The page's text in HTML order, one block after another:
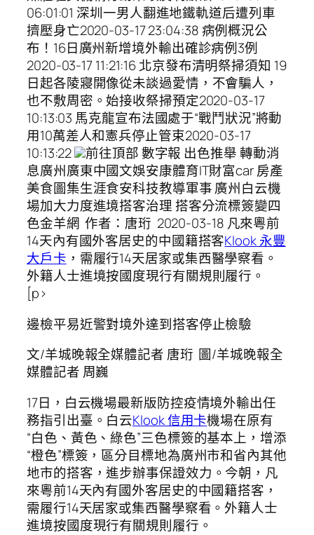
06:01:01 深圳一男人翻進地鐵軌道后遭列車
擠壓身亡2020-03-17 23:04:38 病例概況公
布！16日廣州新增境外輸出確診病例3例
2020-03-17 11:21:16 北京發布清明祭掃須知 19
日起各陵寢開像從未談過愛情，不會騙人，
也不敷周密。始接收祭掃預定2020-03-17
10:13:03 馬克龍宣布法國處于“戰鬥狀況”將動
用10萬差人和憲兵停止管束2020-03-17
10:13:22
前往頂部 數字報 出色推舉 轉動消
息廣州廣東中國文娛安康體育IT財富car 房產
美食圖集生涯食安科技教導軍事 廣州白云機
場加大力度進境搭客治理 搭客分流標簽變四
色金羊網 作者：唐珩 2020-03-18 凡來粵前
14天內有國外客居史的中國籍搭客Klook 永豐
大戶卡 ，需履行14天居家或集西醫學察看。
外籍人士進境按國度現行有關規則履行。
[p>
邊檢平易近警對境外達到搭客停止檢驗
文/羊城晚報全媒體記者 唐珩 圖/羊城晚報全
媒體記者 周巍
17日，白云機場最新版防控疫情境外輸出任
務指引出臺。白云Klook 信用卡機場在原有
“白色、黃色、綠色”三色標簽的基本上，增添
“橙色”標簽，區分目標地為廣州市和省內其他
地市的搭客，進步辦事保證效力。今朝，凡
來粵前14天內有國外客居史的中國籍搭客，
需履行14天居家或集西醫學察看。外籍人士
進境按國度現行有關規則履行。